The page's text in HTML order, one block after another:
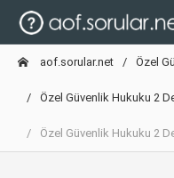
aof.sorular.net Özel
Özel Güvenlik Hukuku 2
Özel Güvenlik Hukuku 2